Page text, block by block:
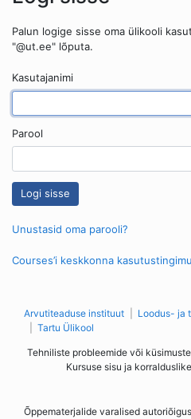
Palun logige sisse oma ülikooli
"@ut.ee" lõputa.
Kasutajanimi
Parool
Unustasid oma parooli?
Courses’i keskkonna
Arvutiteaduse instituut
Loodus- ja
Tartu Ülikool
Tehniliste probleemide või
Kursuse sisu ja
Õppematerjalide varalised